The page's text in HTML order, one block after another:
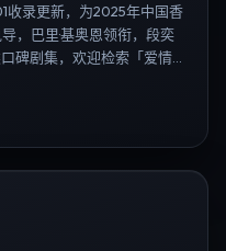
录更新，为2025年中国香
，巴里·基奥恩领衔，段奕
碑剧集，欢迎检索「爱情」
剧全集、日剧高清等长尾